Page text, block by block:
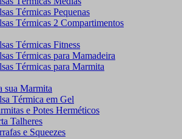
Térmicas Pequenas
Térmicas 2 Compartimentos
Térmicas Fitness
Térmicas para Mamadeira
Térmicas para Marmita
sua Marmita
Térmica em Gel
e Potes Herméticos
Talheres
e Squeezes